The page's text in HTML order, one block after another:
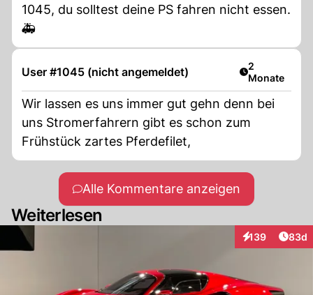
1045, du solltest deine PS fahren nicht essen.
🚑
User #1045 (nicht angemeldet) Artikel
2
Monate
Wir lassen es uns immer gut gehn denn bei
uns Stromerfahrern gibt es schon zum
Frühstück zartes Pferdefilet,
Alle Kommentare anzeigen
Weiterlesen
139
Interaktionen
83d